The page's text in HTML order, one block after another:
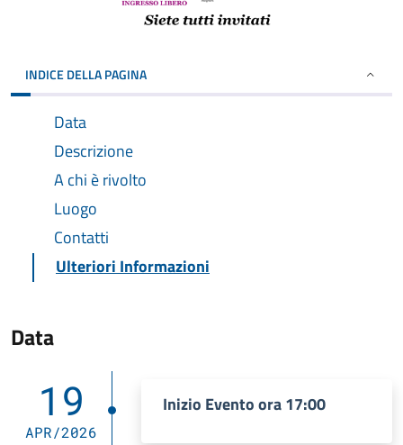
INDICE DELLA PAGINA
Data
Descrizione
A chi è rivolto
Luogo
Contatti
Ulteriori Informazioni
Data
19
APR/2026
Inizio Evento ora 17:00